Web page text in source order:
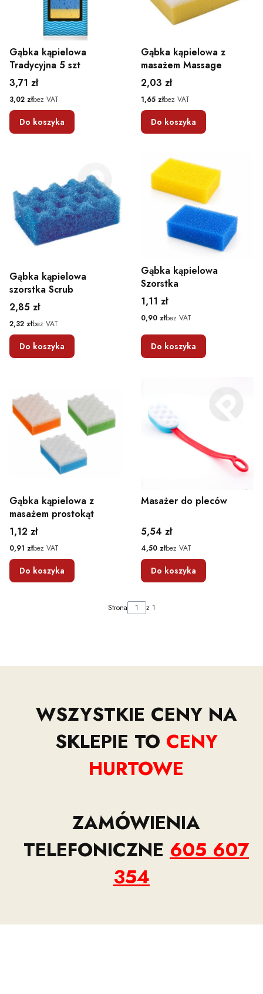
Gąbka kąpielowa
Tradycyjna 5 szt
Cena
3,71 zł
Cena
3,02 złbez VAT
Do koszyka
Gąbka kąpielowa z
masażem Massage
Cena
2,03 zł
Cena
1,65 złbez VAT
Do koszyka
Gąbka kąpielowa
szorstka Scrub
Cena
2,85 zł
Cena
2,32 złbez VAT
Do koszyka
Gąbka kąpielowa
Szorstka
Cena
1,11 zł
Cena
0,90 złbez VAT
Do koszyka
Gąbka kąpielowa z
masażem prostokąt
Cena
1,12 zł
Cena
0,91 złbez VAT
Do koszyka
Masażer do pleców
Cena
5,54 zł
Cena
4,50 złbez VAT
Do koszyka
Strona z 1
WSZYSTKIE CENY NA
SKLEPIE TO CENY
HURTOWE
ZAMÓWIENIA
TELEFONICZNE 605 607
354